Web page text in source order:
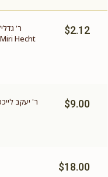
$100.00
ר'
$2.12
ר' יעקב
$9.00
$18.00